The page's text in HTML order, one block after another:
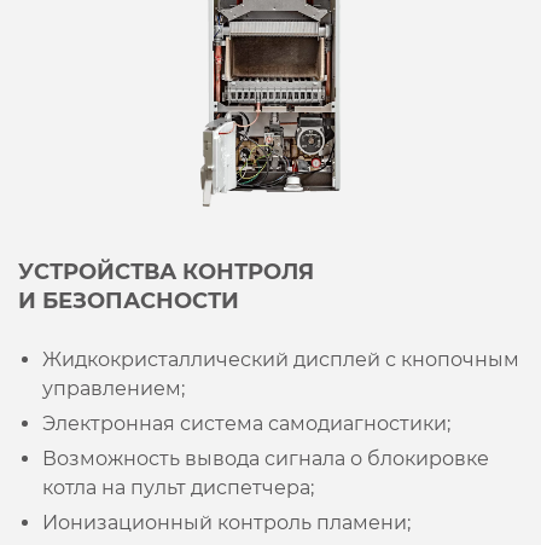
УСТРОЙСТВА КОНТРОЛЯ
И БЕЗОПАСНОСТИ
Жидкокристаллический дисплей с кнопочным
управлением;
Электронная система самодиагностики;
Возможность вывода сигнала о блокировке
котла на пульт диспетчера;
Ионизационный контроль пламени;